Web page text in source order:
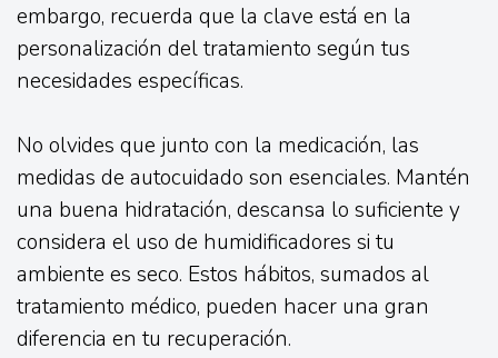
embargo, recuerda que la clave está en la
personalización del tratamiento según tus
necesidades específicas.
No olvides que junto con la medicación, las
medidas de autocuidado son esenciales. Mantén
una buena hidratación, descansa lo suficiente y
considera el uso de humidificadores si tu
ambiente es seco. Estos hábitos, sumados al
tratamiento médico, pueden hacer una gran
diferencia en tu recuperación.